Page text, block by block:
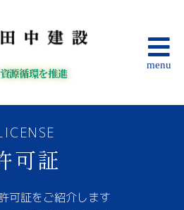
源循環を推進
可証
可証をご紹介します